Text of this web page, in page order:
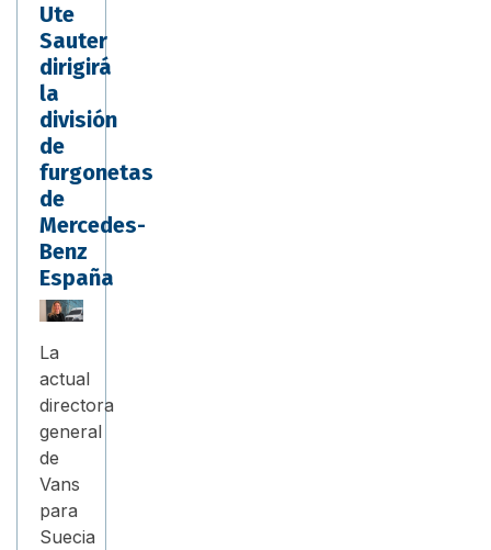
Ute
Sauter
dirigirá
la
división
de
furgonetas
de
Mercedes-
Benz
España
La
actual
directora
general
de
Vans
para
Suecia